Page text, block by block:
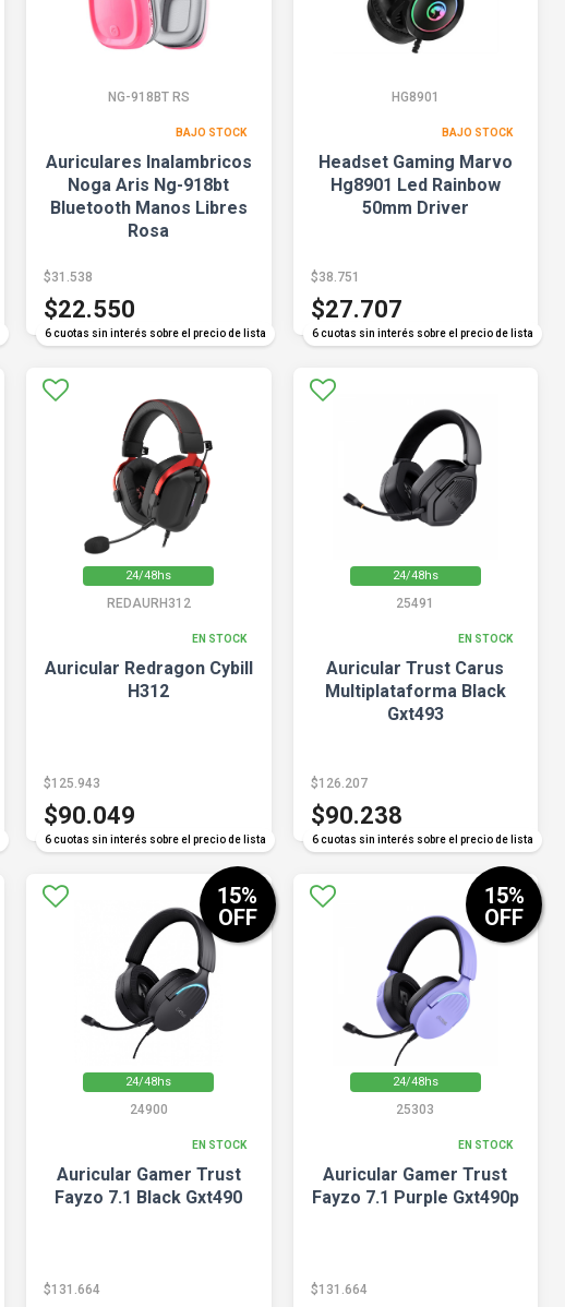
NG-918BT RS
BAJO STOCK
Auriculares Inalambricos
Noga Aris Ng-918bt
Bluetooth Manos Libres
Rosa
6 cuotas sin interés sobre el precio de lista
$31.538
$22.550
HG8901
BAJO STOCK
Headset Gaming Marvo
Hg8901 Led Rainbow
50mm Driver
6 cuotas sin interés sobre el precio de lista
$38.751
$27.707
24/48hs
REDAURH312
EN STOCK
Auricular Redragon Cybill
H312
6 cuotas sin interés sobre el precio de lista
$125.943
$90.049
24/48hs
25491
EN STOCK
Auricular Trust Carus
Multiplataforma Black
Gxt493
6 cuotas sin interés sobre el precio de lista
$126.207
$90.238
24/48hs
24900
EN STOCK
Auricular Gamer Trust
Fayzo 7.1 Black Gxt490
15%
OFF
$131.664
24/48hs
25303
EN STOCK
Auricular Gamer Trust
Fayzo 7.1 Purple Gxt490p
15%
OFF
$131.664